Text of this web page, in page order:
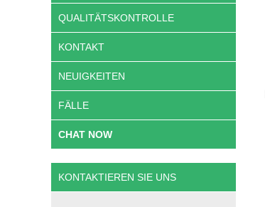
QUALITÄTSKONTROLLE
KONTAKT
NEUIGKEITEN
FÄLLE
CHAT NOW
KONTAKTIEREN SIE UNS